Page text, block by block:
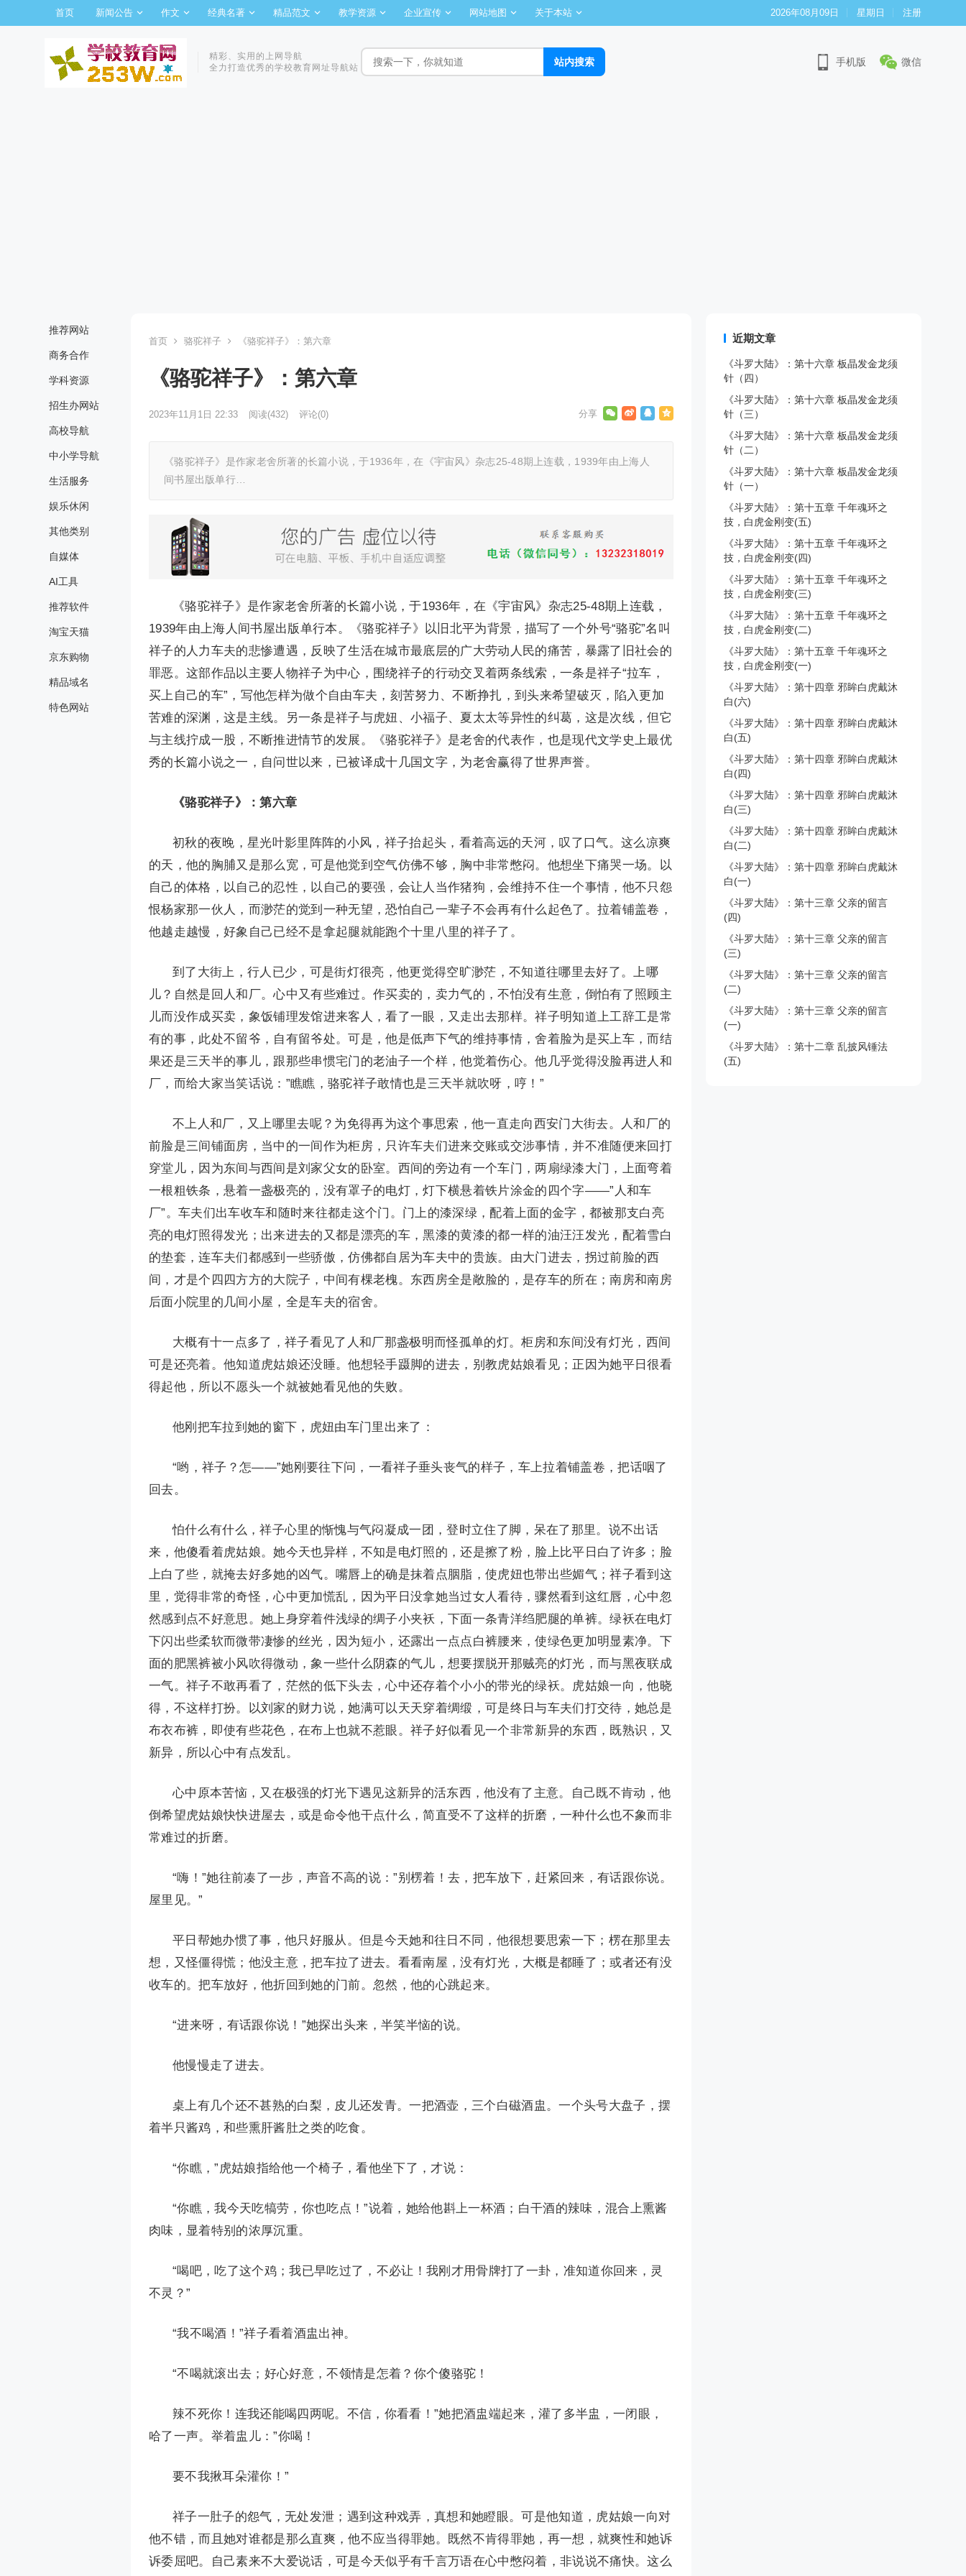
首页 新闻公告 作文 经典名著 精品范文 教学资源 企业宣传 网站地图 关于本站 2026年08月09日 星期日 注册
精彩、实用的上网导航
全力打造优秀的学校教育网址导航站
手机版 微信
推荐网站
商务合作
学科资源
招生办网站
高校导航
中小学导航
生活服务
娱乐休闲
其他类别
自媒体
AI工具
推荐软件
淘宝天猫
京东购物
精品域名
特色网站
首页 骆驼祥子 《骆驼祥子》：第六章
《骆驼祥子》：第六章
2023年11月1日 22:33 阅读(432) 评论(0)
《骆驼祥子》是作家老舍所著的长篇小说，于1936年，在《宇宙风》杂志25-48期上连载，1939年由上海人
间书屋出版单行…
《骆驼祥子》是作家老舍所著的长篇小说，于1936年，在《宇宙风》杂志25-48期上连载，
1939年由上海人间书屋出版单行本。《骆驼祥子》以旧北平为背景，描写了一个外号“骆驼”名叫
祥子的人力车夫的悲惨遭遇，反映了生活在城市最底层的广大劳动人民的痛苦，暴露了旧社会的
罪恶。这部作品以主要人物祥子为中心，围绕祥子的行动交叉着两条线索，一条是祥子“拉车，
买上自己的车”，写他怎样为做个自由车夫，刻苦努力、不断挣扎，到头来希望破灭，陷入更加
苦难的深渊，这是主线。另一条是祥子与虎妞、小福子、夏太太等异性的纠葛，这是次线，但它
与主线拧成一股，不断推进情节的发展。《骆驼祥子》是老舍的代表作，也是现代文学史上最优
秀的长篇小说之一，自问世以来，已被译成十几国文字，为老舍赢得了世界声誉。
《骆驼祥子》：第六章
初秋的夜晚，星光叶影里阵阵的小风，祥子抬起头，看着高远的天河，叹了口气。这么凉爽
的天，他的胸脯又是那么宽，可是他觉到空气仿佛不够，胸中非常憋闷。他想坐下痛哭一场。以
自己的体格，以自己的忍性，以自己的要强，会让人当作猪狗，会维持不住一个事情，他不只怨
恨杨家那一伙人，而渺茫的觉到一种无望，恐怕自己一辈子不会再有什么起色了。拉着铺盖卷，
他越走越慢，好象自己已经不是拿起腿就能跑个十里八里的祥子了。
到了大街上，行人已少，可是街灯很亮，他更觉得空旷渺茫，不知道往哪里去好了。上哪
儿？自然是回人和厂。心中又有些难过。作买卖的，卖力气的，不怕没有生意，倒怕有了照顾主
儿而没作成买卖，象饭铺理发馆进来客人，看了一眼，又走出去那样。祥子明知道上工辞工是常
有的事，此处不留爷，自有留爷处。可是，他是低声下气的维持事情，舍着脸为是买上车，而结
果还是三天半的事儿，跟那些串惯宅门的老油子一个样，他觉着伤心。他几乎觉得没脸再进人和
厂，而给大家当笑话说：”瞧瞧，骆驼祥子敢情也是三天半就吹呀，哼！”
不上人和厂，又上哪里去呢？为免得再为这个事思索，他一直走向西安门大街去。人和厂的
前脸是三间铺面房，当中的一间作为柜房，只许车夫们进来交账或交涉事情，并不准随便来回打
穿堂儿，因为东间与西间是刘家父女的卧室。西间的旁边有一个车门，两扇绿漆大门，上面弯着
一根粗铁条，悬着一盏极亮的，没有罩子的电灯，灯下横悬着铁片涂金的四个字——”人和车
厂”。车夫们出车收车和随时来往都走这个门。门上的漆深绿，配着上面的金字，都被那支白亮
亮的电灯照得发光；出来进去的又都是漂亮的车，黑漆的黄漆的都一样的油汪汪发光，配着雪白
的垫套，连车夫们都感到一些骄傲，仿佛都自居为车夫中的贵族。由大门进去，拐过前脸的西
间，才是个四四方方的大院子，中间有棵老槐。东西房全是敞脸的，是存车的所在；南房和南房
后面小院里的几间小屋，全是车夫的宿舍。
大概有十一点多了，祥子看见了人和厂那盏极明而怪孤单的灯。柜房和东间没有灯光，西间
可是还亮着。他知道虎姑娘还没睡。他想轻手蹑脚的进去，别教虎姑娘看见；正因为她平日很看
得起他，所以不愿头一个就被她看见他的失败。
他刚把车拉到她的窗下，虎妞由车门里出来了：
“哟，祥子？怎——”她刚要往下问，一看祥子垂头丧气的样子，车上拉着铺盖卷，把话咽了
回去。
怕什么有什么，祥子心里的惭愧与气闷凝成一团，登时立住了脚，呆在了那里。说不出话
来，他傻看着虎姑娘。她今天也异样，不知是电灯照的，还是擦了粉，脸上比平日白了许多；脸
上白了些，就掩去好多她的凶气。嘴唇上的确是抹着点胭脂，使虎妞也带出些媚气；祥子看到这
里，觉得非常的奇怪，心中更加慌乱，因为平日没拿她当过女人看待，骤然看到这红唇，心中忽
然感到点不好意思。她上身穿着件浅绿的绸子小夹袄，下面一条青洋绉肥腿的单裤。绿袄在电灯
下闪出些柔软而微带凄惨的丝光，因为短小，还露出一点点白裤腰来，使绿色更加明显素净。下
面的肥黑裤被小风吹得微动，象一些什么阴森的气儿，想要摆脱开那贼亮的灯光，而与黑夜联成
一气。祥子不敢再看了，茫然的低下头去，心中还存着个小小的带光的绿袄。虎姑娘一向，他晓
得，不这样打扮。以刘家的财力说，她满可以天天穿着绸缎，可是终日与车夫们打交待，她总是
布衣布裤，即使有些花色，在布上也就不惹眼。祥子好似看见一个非常新异的东西，既熟识，又
新异，所以心中有点发乱。
心中原本苦恼，又在极强的灯光下遇见这新异的活东西，他没有了主意。自己既不肯动，他
倒希望虎姑娘快快进屋去，或是命令他干点什么，简直受不了这样的折磨，一种什么也不象而非
常难过的折磨。
“嗨！”她往前凑了一步，声音不高的说：”别楞着！去，把车放下，赶紧回来，有话跟你说。
屋里见。”
平日帮她办惯了事，他只好服从。但是今天她和往日不同，他很想要思索一下；楞在那里去
想，又怪僵得慌；他没主意，把车拉了进去。看看南屋，没有灯光，大概是都睡了；或者还有没
收车的。把车放好，他折回到她的门前。忽然，他的心跳起来。
“进来呀，有话跟你说！”她探出头来，半笑半恼的说。
他慢慢走了进去。
桌上有几个还不甚熟的白梨，皮儿还发青。一把酒壶，三个白磁酒盅。一个头号大盘子，摆
着半只酱鸡，和些熏肝酱肚之类的吃食。
“你瞧，”虎姑娘指给他一个椅子，看他坐下了，才说：
“你瞧，我今天吃犒劳，你也吃点！”说着，她给他斟上一杯酒；白干酒的辣味，混合上熏酱
肉味，显着特别的浓厚沉重。
“喝吧，吃了这个鸡；我已早吃过了，不必让！我刚才用骨牌打了一卦，准知道你回来，灵
不灵？”
“我不喝酒！”祥子看着酒盅出神。
“不喝就滚出去；好心好意，不领情是怎着？你个傻骆驼！
辣不死你！连我还能喝四两呢。不信，你看看！”她把酒盅端起来，灌了多半盅，一闭眼，
哈了一声。举着盅儿：”你喝！
要不我揪耳朵灌你！”
祥子一肚子的怨气，无处发泄；遇到这种戏弄，真想和她瞪眼。可是他知道，虎姑娘一向对
他不错，而且她对谁都是那么直爽，他不应当得罪她。既然不肯得罪她，再一想，就爽性和她诉
诉委屈吧。自己素来不大爱说话，可是今天似乎有千言万语在心中憋闷着，非说说不痛快。这么
近期文章
《斗罗大陆》：第十六章 板晶发金龙须
针（四）
《斗罗大陆》：第十六章 板晶发金龙须
针（三）
《斗罗大陆》：第十六章 板晶发金龙须
针（二）
《斗罗大陆》：第十六章 板晶发金龙须
针（一）
《斗罗大陆》：第十五章 千年魂环之
技，白虎金刚变(五)
《斗罗大陆》：第十五章 千年魂环之
技，白虎金刚变(四)
《斗罗大陆》：第十五章 千年魂环之
技，白虎金刚变(三)
《斗罗大陆》：第十五章 千年魂环之
技，白虎金刚变(二)
《斗罗大陆》：第十五章 千年魂环之
技，白虎金刚变(一)
《斗罗大陆》：第十四章 邪眸白虎戴沐
白(六)
《斗罗大陆》：第十四章 邪眸白虎戴沐
白(五)
《斗罗大陆》：第十四章 邪眸白虎戴沐
白(四)
《斗罗大陆》：第十四章 邪眸白虎戴沐
白(三)
《斗罗大陆》：第十四章 邪眸白虎戴沐
白(二)
《斗罗大陆》：第十四章 邪眸白虎戴沐
白(一)
《斗罗大陆》：第十三章 父亲的留言
(四)
《斗罗大陆》：第十三章 父亲的留言
(三)
《斗罗大陆》：第十三章 父亲的留言
(二)
《斗罗大陆》：第十三章 父亲的留言
(一)
《斗罗大陆》：第十二章 乱披风锤法
(五)